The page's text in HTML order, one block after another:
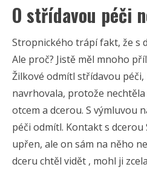
O střídavou péči
Stropnického trápí fakt, že s
Ale proč? Jistě měl mnoho
Žilkové odmítl střídavou
navrhovala, protože
otcem a dcerou. S výmluvou
péči odmítl. Kontakt s
upřen, ale on sám na něho
dceru chtěl vidět , mohl ji